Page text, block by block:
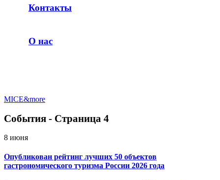
Контакты
О нас
MICE&more
События - Страница 4
8 июня
Опубликован рейтинг лучших 50 объектов
гастрономического туризма России 2026 года